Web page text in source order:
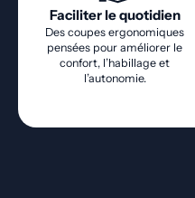
Faciliter le quotidien
Des coupes ergonomiques
pensées pour améliorer le
confort, l’habillage et
l’autonomie.